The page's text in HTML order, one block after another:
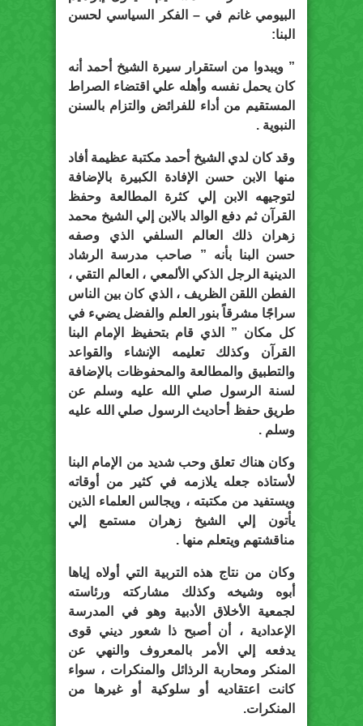
البيومي غانم في – الفكر السياسي لحسن
البنا:
” ويبدوا من استقرار سيرة الشيخ أحمد أنه
كان يحمل نفسه وأهله علي اقتضاء الصراط
المستقيم من أداء للفرائض والتزام بالسنن
النبوية .
وقد كان لدي الشيخ أحمد مكتبة عظيمة أفاد
منها الابن حسن الإفادة الكبيرة بالإضافة
لتوجيهه الابن إلي كثرة المطالعة وحفظ
القرآن ثم دفع الوالد بالابن إلي الشيخ محمد
زهران ذلك العالم السلفي الذي وصفه
حسن البنا بأنه ” صاحب مدرسة الرشاد
الدينية الرجل الذكي الألمعي ، العالم التقي ،
الفطن اللقن الظريف ، الذي كان بين الناس
سراجًا مشرقاً بنور العلم والفضل يضيء في
كل مكان ” الذي قام بتحفيظ الإمام البنا
القرآن وكذلك تعليمه الإنشاء والقواعد
والتطبيق والمطالعة والمحفوظات بالإضافة
لسنة الرسول صلي الله عليه وسلم عن
طريق حفظ أحاديث الرسول صلي الله عليه
وسلم .
وكان هناك تعلق وحب شديد من الإمام البنا
لأستاذه جعله يلازمه في كثير من أوقاته
ويستفيد من مكتبته ، ويجالس العلماء الذين
يأتون إلي الشيخ زهران مستمع إلي
مناقشتهم ويتعلم منها .
وكان من نتاج هذه التربية التي أولاه إياها
أبوه وشيخه وكذلك مشاركته ورئاسته
لجمعية الأخلاق الأدبية وهو في المدرسة
الإعدادية ، أن أصبح ذا شعور ديني قوى
يدفعه إلي الأمر بالمعروف والنهي عن
المنكر ومحاربة الرذائل والمنكرات ، سواء
كانت اعتقاديه أو سلوكية أو غيرها من
المنكرات.